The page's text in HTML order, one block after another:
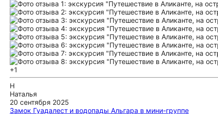
+1
Н
Наталья
20 сентября 2025
Замок Гуадалест и водопады Альгара в мини-группе